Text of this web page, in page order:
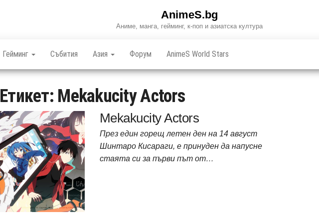
AnimeS.bg
Аниме, манга, гейминг, к-поп и азиатска култура
Гейминг Събития Азия Форум AnimeS World Stars
Етикет: Mekakucity Actors
Mekakucity Actors
През един горещ летен ден на 14 август
Шинтаро Кисараги, е принуден да напусне
стаята си за първи път от…